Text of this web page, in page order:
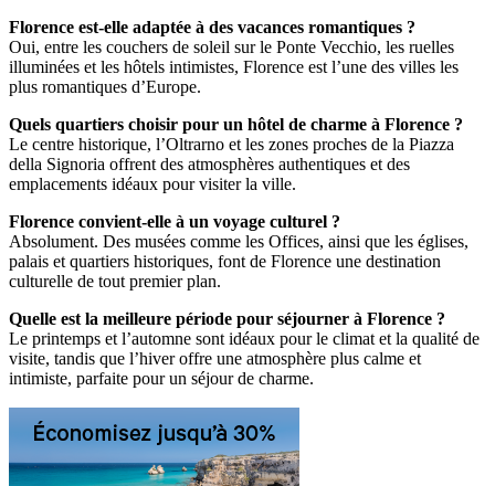
Florence est-elle adaptée à des vacances romantiques ?
Oui, entre les couchers de soleil sur le Ponte Vecchio, les ruelles
illuminées et les hôtels intimistes, Florence est l’une des villes les
plus romantiques d’Europe.
Quels quartiers choisir pour un hôtel de charme à Florence ?
Le centre historique, l’Oltrarno et les zones proches de la Piazza
della Signoria offrent des atmosphères authentiques et des
emplacements idéaux pour visiter la ville.
Florence convient-elle à un voyage culturel ?
Absolument. Des musées comme les Offices, ainsi que les églises,
palais et quartiers historiques, font de Florence une destination
culturelle de tout premier plan.
Quelle est la meilleure période pour séjourner à Florence ?
Le printemps et l’automne sont idéaux pour le climat et la qualité de
visite, tandis que l’hiver offre une atmosphère plus calme et
intimiste, parfaite pour un séjour de charme.